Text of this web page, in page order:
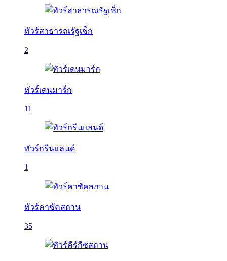
ทัวร์สาธารณรัฐเช็ก
2
ทัวร์เดนมาร์ก
11
ทัวร์กรีนแลนด์
1
ทัวร์คาซัคสถาน
35